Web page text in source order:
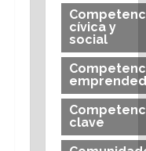
cívica y
social
clave